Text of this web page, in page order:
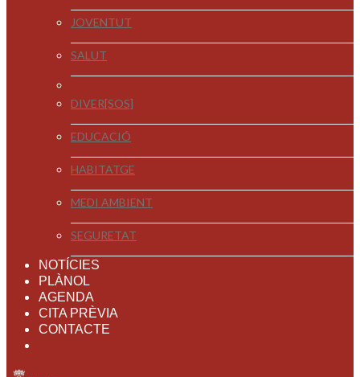
JOVENTUT
SALUT
DIVER[SOS]
EDUCACIÓ
HABITATGE
MEDI AMBIENT
SEGURETAT
NOTÍCIES
PLÀNOL
AGENDA
CITA PRÈVIA
CONTACTE